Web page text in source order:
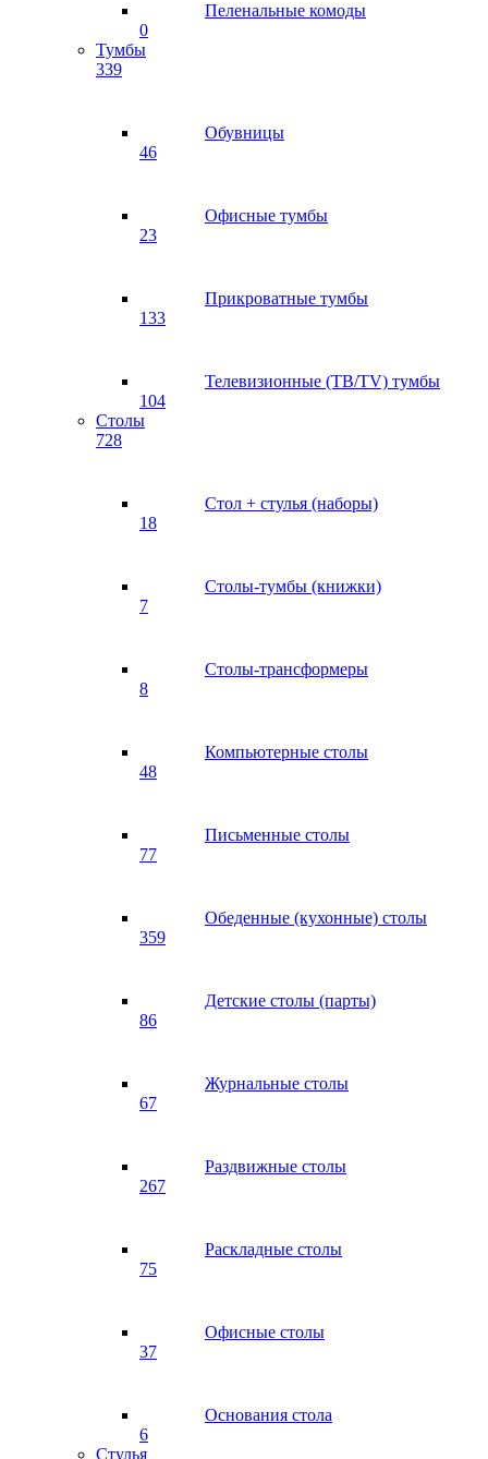
Пеленальные комоды
0
Тумбы
339
Обувницы
46
Офисные тумбы
23
Прикроватные тумбы
133
Телевизионные (ТВ/TV) тумбы
104
Столы
728
Стол + стулья (наборы)
18
Столы-тумбы (книжки)
7
Столы-трансформеры
8
Компьютерные столы
48
Письменные столы
77
Обеденные (кухонные) столы
359
Детские столы (парты)
86
Журнальные столы
67
Раздвижные столы
267
Раскладные столы
75
Офисные столы
37
Основания стола
6
Стулья